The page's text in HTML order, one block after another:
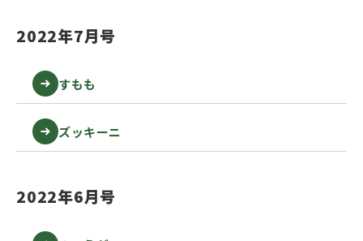
2022年7月号
すもも
ズッキーニ
2022年6月号